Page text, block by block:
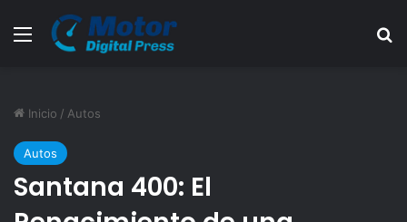
Menú
Inicio / Autos
Autos
Santana 400: El